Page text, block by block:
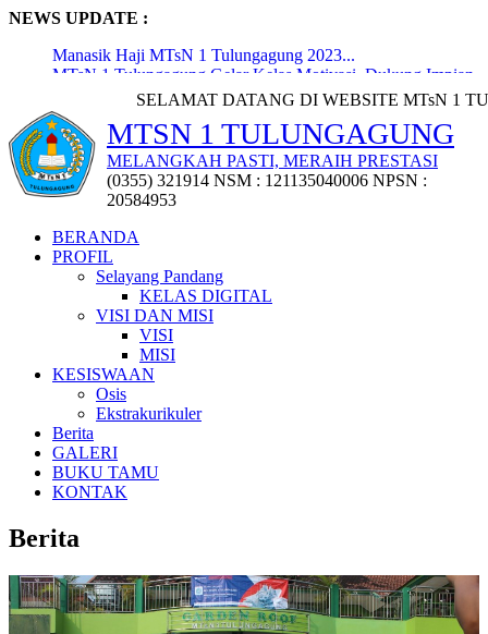
NEWS UPDATE :
Manasik Haji MTsN 1 Tulungagung 2023...
MTsN 1 Tulungagung Gelar Kelas Motivasi, Dukung Impian
Pembukaan Lomba Lukis Digital oleh Kepala Kantor
Kementerian...
Penyerahan 72 Penghargaan Kejuaraan Tingkat Kabupaten,
Provi...
Penyerahan Puluhan Trofi Kejuaraan Class Meeting
Osatusaka...
Workshop Penyusunan Media Ajar Berbasis Digital...
MTsN 1 Tulungagung Raih Penghargaan MURI dari
Gerakan Lieras...
Pisah Sambut Kepala Madrasah dan KTU MTsN 1
Tulungagung...
Pemberangkatan Jemaah Haji Pegawai Madrasah Terpadu...
Upacara Bersama Peringatan Hari Lahir Pancasila:
Meningkatka...
SELAMAT DATANG DI WEBSITE MTsN 1
MTSN 1 TULUNGAGUNG
MELANGKAH PASTI, MERAIH PRESTASI
(0355) 321914 NSM : 121135040006 NPSN :
20584953
BERANDA
PROFIL
Selayang Pandang
KELAS DIGITAL
VISI DAN MISI
VISI
MISI
KESISWAAN
Osis
Ekstrakurikuler
Berita
GALERI
BUKU TAMU
KONTAK
Berita